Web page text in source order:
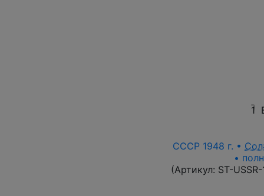
1
СССР 1948 г. •
•
(Артикул: ST-